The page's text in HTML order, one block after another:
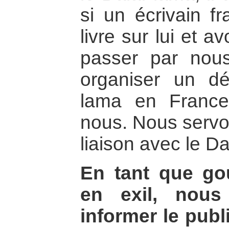
si un écrivain
livre sur lui et
passer par
organiser un
lama en
nous. Nous
liaison avec le
En tant que
en exil,
informer le